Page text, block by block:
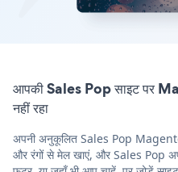
आपकी Sales Pop साइट पर
नहीं रहा
अपनी अनुकूलित Sales Pop Magento
और रंगों से मेल खाएं, और Sales Pop